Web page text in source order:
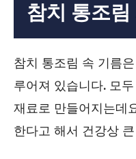
참치 통조
참치 통조림 속 기름
루어져 있습니다. 모
재료로 만들어지는데
한다고 해서 건강상